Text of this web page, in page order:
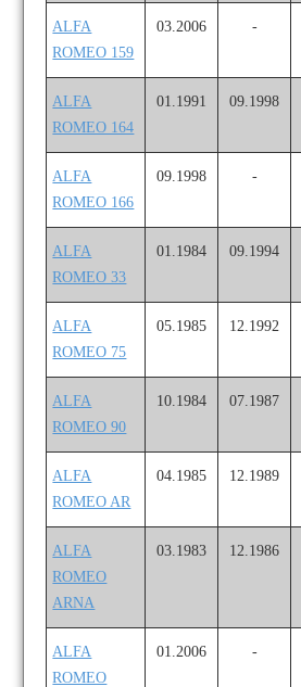
ALFA
ROMEO 159
03.2006 -
ALFA
ROMEO 164
01.1991 09.1998
ALFA
ROMEO 166
09.1998 -
ALFA
ROMEO 33
01.1984 09.1994
ALFA
ROMEO 75
05.1985 12.1992
ALFA
ROMEO 90
10.1984 07.1987
ALFA
ROMEO AR
04.1985 12.1989
ALFA
ROMEO
ARNA
03.1983 12.1986
ALFA
ROMEO
01.2006 -